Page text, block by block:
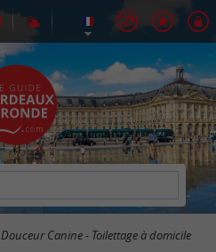
Douceur Canine - Toilettage à domicile